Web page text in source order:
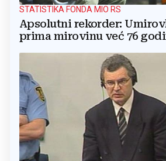
STATISTIKA FONDA MIO RS
Apsolutni rekorder:
prima mirovinu već 76